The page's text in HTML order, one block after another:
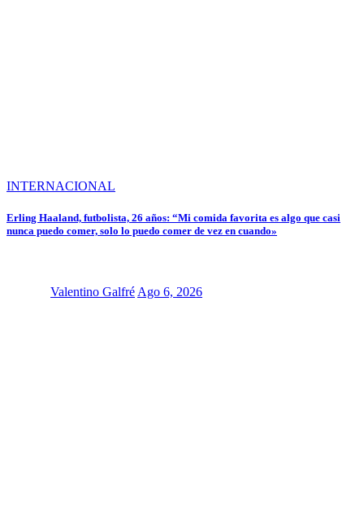
INTERNACIONAL
Erling Haaland, futbolista, 26 años: “Mi comida favorita es algo que casi
nunca puedo comer, solo lo puedo comer de vez en cuando»
Valentino Galfré Ago 6, 2026